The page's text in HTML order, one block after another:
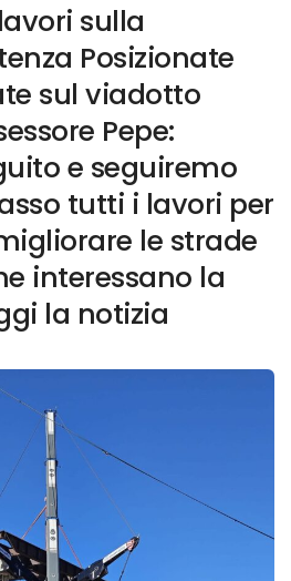
sulla
Posizionate
sul viadotto
Pepe:
e seguiremo
tutti i lavori per
le strade
interessano la
la notizia